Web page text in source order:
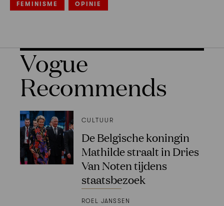
FEMINISME OPINIE
Vogue
Recommends
CULTUUR
De Belgische koningin
Mathilde straalt in Dries
Van Noten tijdens
staatsbezoek
ROEL JANSSEN